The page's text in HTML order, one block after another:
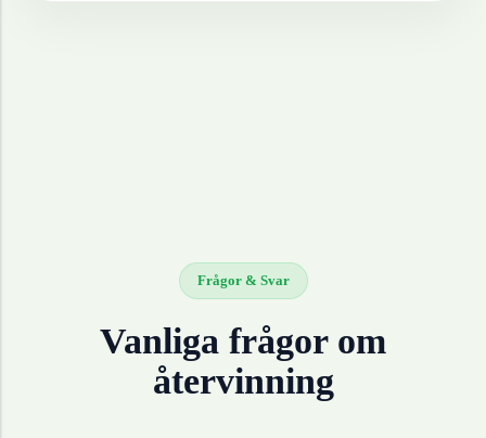
Frågor & Svar
Vanliga frågor om
återvinning